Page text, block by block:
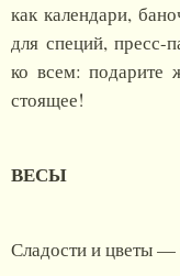
как календари,
для специй, пресс-
ко всем: подарите
стоящее!
ВЕСЫ
Сладости и цветы —